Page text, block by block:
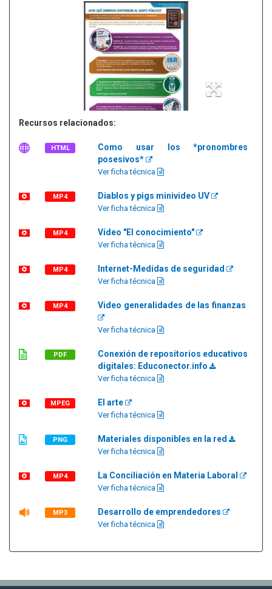
Recursos relacionados:
HTML
Como usar los *pronombres
posesivos*
Ver ficha técnica
MP4 Diablos y pigs minivideo UV
Ver ficha técnica
MP4 Vídeo "El conocimiento"
Ver ficha técnica
MP4 Internet-Medidas de seguridad
Ver ficha técnica
MP4 Video generalidades de las finanzas
Ver ficha técnica
PDF
Conexión de repositorios educativos
digitales: Educonector.info
Ver ficha técnica
MPEG El arte
Ver ficha técnica
PNG Materiales disponibles en la red
Ver ficha técnica
MP4 La Conciliación en Materia Laboral
Ver ficha técnica
MP3 Desarrollo de emprendedores
Ver ficha técnica